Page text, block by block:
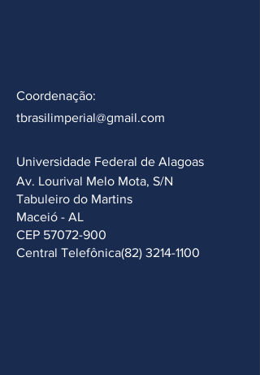
Coordenação:
tbrasilimperial@gmail.com
Universidade Federal de Alagoas
Av. Lourival Melo Mota, S/N
Tabuleiro do Martins
Maceió - AL
CEP 57072-900
Central Telefônica(82) 3214-1100